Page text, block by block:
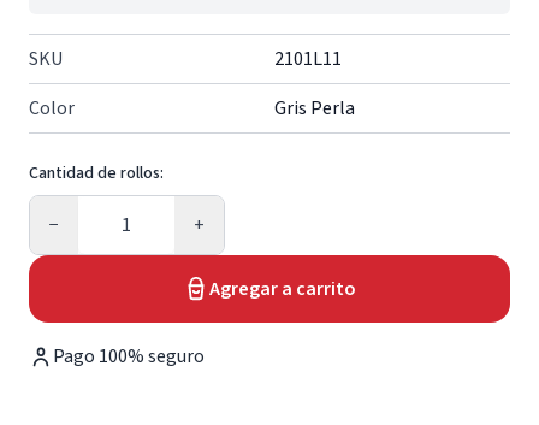
SKU
2101L11
Color
Gris Perla
Cantidad de rollos:
−
Cantidad
+
Agregar a carrito
Pago 100% seguro